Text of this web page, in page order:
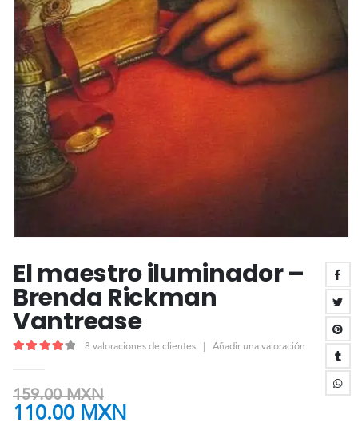
El maestro iluminador –
Brenda Rickman
Vantrease
8 valoraciones de clientes Añadir una valoración
159.00MXN
110.00 MXN